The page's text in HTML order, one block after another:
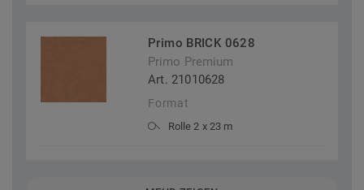
Primo BRICK 0628
Primo Premium
Art. 21010628
Format
Rolle 2 x 23 m